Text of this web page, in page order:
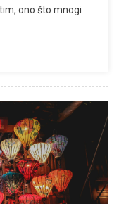
ono što mnogi